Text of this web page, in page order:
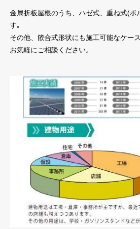
金属折板屋根のうち、ハゼ式、重ね式(ボ
す｡
その他、篏合式形状にも施工可能なケー
お気軽にご相談ください。